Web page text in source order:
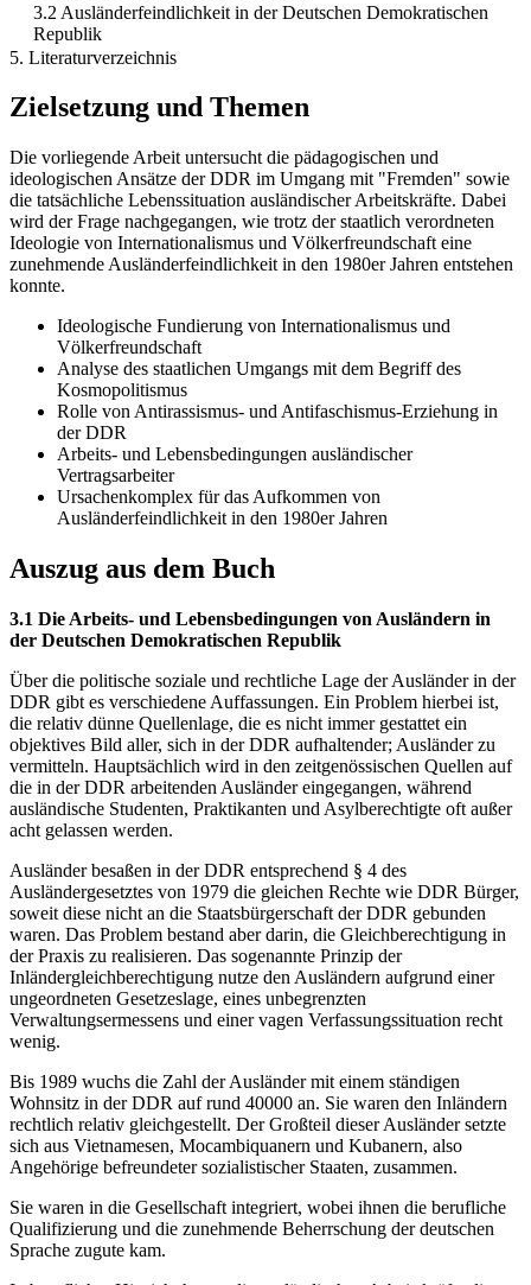
3.2 Ausländerfeindlichkeit in der Deutschen Demokratischen
Republik
5. Literaturverzeichnis
Zielsetzung und Themen
Die vorliegende Arbeit untersucht die pädagogischen und
ideologischen Ansätze der DDR im Umgang mit "Fremden" sowie
die tatsächliche Lebenssituation ausländischer Arbeitskräfte. Dabei
wird der Frage nachgegangen, wie trotz der staatlich verordneten
Ideologie von Internationalismus und Völkerfreundschaft eine
zunehmende Ausländerfeindlichkeit in den 1980er Jahren entstehen
konnte.
Ideologische Fundierung von Internationalismus und
Völkerfreundschaft
Analyse des staatlichen Umgangs mit dem Begriff des
Kosmopolitismus
Rolle von Antirassismus- und Antifaschismus-Erziehung in
der DDR
Arbeits- und Lebensbedingungen ausländischer
Vertragsarbeiter
Ursachenkomplex für das Aufkommen von
Ausländerfeindlichkeit in den 1980er Jahren
Auszug aus dem Buch
3.1 Die Arbeits- und Lebensbedingungen von Ausländern in
der Deutschen Demokratischen Republik
Über die politische soziale und rechtliche Lage der Ausländer in der
DDR gibt es verschiedene Auffassungen. Ein Problem hierbei ist,
die relativ dünne Quellenlage, die es nicht immer gestattet ein
objektives Bild aller, sich in der DDR aufhaltender; Ausländer zu
vermitteln. Hauptsächlich wird in den zeitgenössischen Quellen auf
die in der DDR arbeitenden Ausländer eingegangen, während
ausländische Studenten, Praktikanten und Asylberechtigte oft außer
acht gelassen werden.
Ausländer besaßen in der DDR entsprechend § 4 des
Ausländergesetztes von 1979 die gleichen Rechte wie DDR Bürger,
soweit diese nicht an die Staatsbürgerschaft der DDR gebunden
waren. Das Problem bestand aber darin, die Gleichberechtigung in
der Praxis zu realisieren. Das sogenannte Prinzip der
Inländergleichberechtigung nutze den Ausländern aufgrund einer
ungeordneten Gesetzeslage, eines unbegrenzten
Verwaltungsermessens und einer vagen Verfassungssituation recht
wenig.
Bis 1989 wuchs die Zahl der Ausländer mit einem ständigen
Wohnsitz in der DDR auf rund 40000 an. Sie waren den Inländern
rechtlich relativ gleichgestellt. Der Großteil dieser Ausländer setzte
sich aus Vietnamesen, Mocambiquanern und Kubanern, also
Angehörige befreundeter sozialistischer Staaten, zusammen.
Sie waren in die Gesellschaft integriert, wobei ihnen die berufliche
Qualifizierung und die zunehmende Beherrschung der deutschen
Sprache zugute kam.